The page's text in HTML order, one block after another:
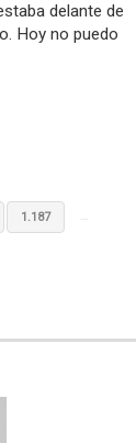
delante de
Hoy no puedo
1.187 …